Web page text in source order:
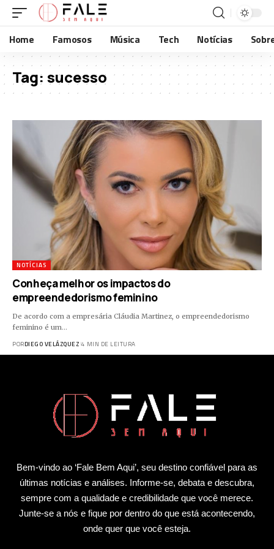
Home Famosos Música Tech Notícias
Tag: sucesso
NOTÍCIAS
Conheça melhor os impactos do
empreendedorismo feminino
De acordo com a empresária Cláudia Martinez, o empreendedorismo
feminino é um…
PORDIEGO VELÁZQUEZ 4 MIN DE LEITURA
Bem-vindo ao ‘Fale Bem Aqui’, seu destino confiável para as
últimas notícias e análises. Informe-se, debata e descubra,
sempre com a qualidade e credibilidade que você merece.
Junte-se a nós e fique por dentro do que está acontecendo,
onde quer que você esteja.